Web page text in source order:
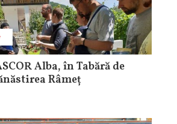
Alba, în Tabără de
Râmeț